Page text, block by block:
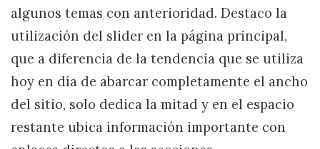
algunos temas con anterioridad. Destaco la
utilización del slider en la página principal,
que a diferencia de la tendencia que se utiliza
hoy en día de abarcar completamente el ancho
del sitio, solo dedica la mitad y en el espacio
restante ubica información importante con